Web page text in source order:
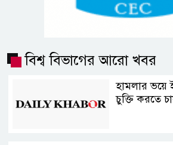
বিশ্ব বিভাগের আরো খবর
হামলার ভয়ে
চুক্তি করতে